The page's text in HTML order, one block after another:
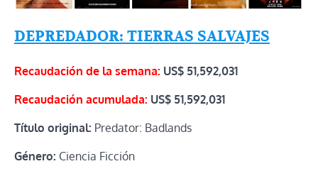
DEPREDADOR: TIERRAS SALVAJES
Recaudación de la semana: US$ 51,592,031
Recaudación acumulada: US$ 51,592,031
Título original: Predator: Badlands
Género: Ciencia Ficción